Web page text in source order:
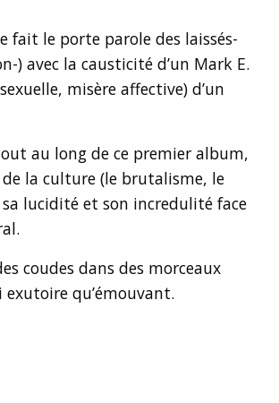
fait le porte parole des laissés-
) avec la causticité d’un Mark E.
misère affective) d’un
au long de ce premier album,
de la culture (le brutalisme, le
lucidité et son incredulité face
coudes dans des morceaux
exutoire qu’émouvant.